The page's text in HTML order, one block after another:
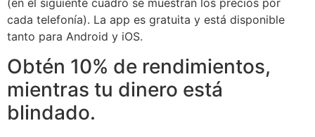
(en el siguiente cuadro se muestran los precios por
cada telefonía). La app es gratuita y está disponible
tanto para Android y iOS.
Obtén 10% de rendimientos,
mientras tu dinero está
blindado.